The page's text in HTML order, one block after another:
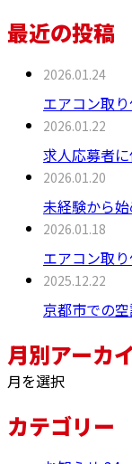
最近の投稿
2026.01.24
エアコン取
2026.01.22
求人応募者
2026.01.20
未経験から
2026.01.18
エアコン取
2025.12.22
京都市での
月別アーカ
月を選択
カテゴリー